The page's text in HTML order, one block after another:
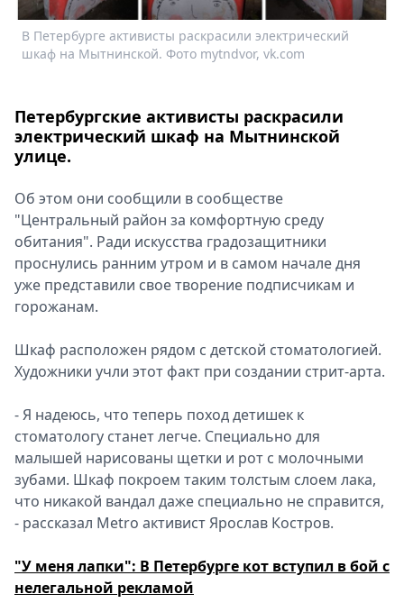
Звезды
Выборы
2026
В Петербурге активисты раскрасили электрический
шкаф на Мытнинской. Фото mytndvor, vk.com
Петербургские активисты раскрасили
электрический шкаф на Мытнинской
улице.
Об этом они сообщили в сообществе
"Центральный район за комфортную среду
обитания". Ради искусства градозащитники
проснулись ранним утром и в самом начале дня
уже представили свое творение подписчикам и
горожанам.
Шкаф расположен рядом с детской стоматологией.
Художники учли этот факт при создании стрит-арта.
- Я надеюсь, что теперь поход детишек к
стоматологу станет легче. Специально для
малышей нарисованы щетки и рот с молочными
зубами. Шкаф покроем таким толстым слоем лака,
что никакой вандал даже специально не справится,
- рассказал Metro активист Ярослав Костров.
"У меня лапки": В Петербурге кот вступил в бой с
нелегальной рекламой